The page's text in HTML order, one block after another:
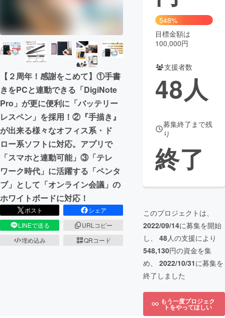
CAMPFIRE Creation
CAMPFIREふるさと納税
machi-ya コミュニティ
【２周年！感謝をこめて】①手書
きをPCと連動できる「DigiNote
Pro」が更に便利に「バッテリー
レスペン」を採用！②『手描き』
が出来る様々なオフィス系・ド
ロー系ソフトに対応。アプリで
「スマホと連動可能」③「テレ
ワーク時代」に活躍する「ペンタ
ブ」として「オンライン会議」の
ホワイトボードに対応！
ポスト
シェア
LINEで送る
URLコピー
埋め込み
QRコード
548%
目標金額は
100,000円
支援者数
48人
募集終了まで残
り
終了
このプロジェクトは、
2022/09/14に募集を開始
し、 48人の支援により
548,130円の資金を集
め、 2022/10/31に募集を
終了しました
もう一度プロジェク
トをやってほしい